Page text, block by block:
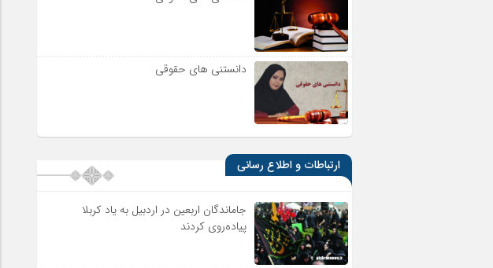
دانستنی های حقوقی
ارتباطات و اطلاع رسانی
جاماندگان اربعین در اردبیل به یاد کربلا
پیاده‌روی کردند